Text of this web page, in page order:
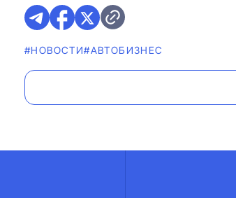
#НОВОСТИ#AВТОБИЗНЕС